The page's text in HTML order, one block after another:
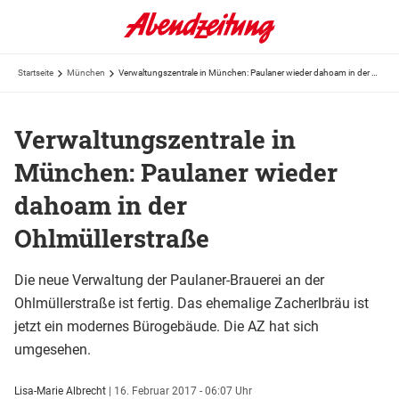
Startseite München
Verwaltungszentrale in
München: Paulaner wieder
dahoam in der
Ohlmüllerstraße
Die neue Verwaltung der Paulaner-Brauerei an der
Ohlmüllerstraße ist fertig. Das ehemalige Zacherlbräu ist
jetzt ein modernes Bürogebäude. Die AZ hat sich
umgesehen.
Lisa-Marie Albrecht | 16. Februar 2017 - 06:07 Uhr